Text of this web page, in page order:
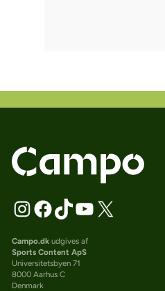
Campo.dkudgives af
Sports Content ApS
Universitetsbyen 71
8000 Aarhus C
Denmark